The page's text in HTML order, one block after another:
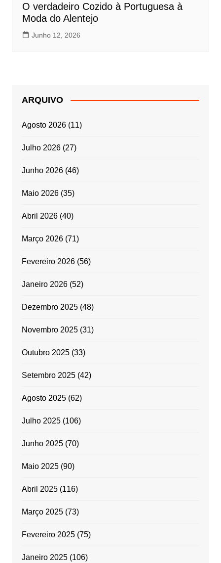
O verdadeiro Cozido à Portuguesa à
Moda do Alentejo
Junho 12, 2026
ARQUIVO
Agosto 2026(11)
Julho 2026(27)
Junho 2026(46)
Maio 2026(35)
Abril 2026(40)
Março 2026(71)
Fevereiro 2026(56)
Janeiro 2026(52)
Dezembro 2025(48)
Novembro 2025(31)
Outubro 2025(33)
Setembro 2025(42)
Agosto 2025(62)
Julho 2025(106)
Junho 2025(70)
Maio 2025(90)
Abril 2025(116)
Março 2025(73)
Fevereiro 2025(75)
Janeiro 2025(106)